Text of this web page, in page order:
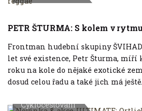
PETR ŠTURMA: S kolem v
Frontman hudební skupiny
let své existence, Petr Šturma, míří
roku na kole do nějaké exotické
dosud celou řadu a také jich má
Cyklocestování